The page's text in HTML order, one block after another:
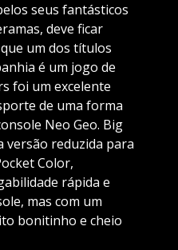
seus fantásticos
deve ficar
um dos títulos
é um jogo de
foi um excelente
de uma forma
Neo Geo. Big
versão reduzida para
Color,
rápida e
mas com um
bonitinho e cheio